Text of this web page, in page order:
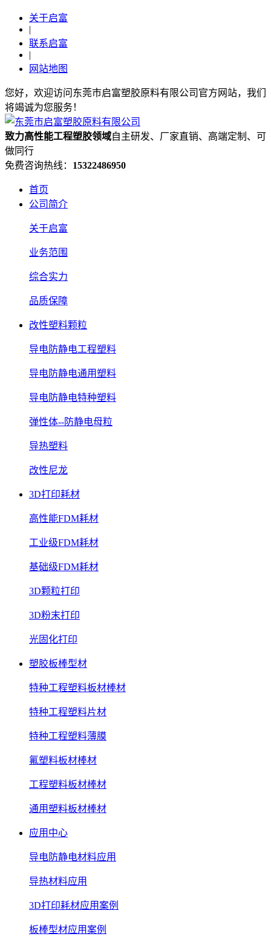
关于启富
|
联系启富
|
网站地图
您好，欢迎访问东莞市启富塑胶原料有限公司官方网站，我们
将竭诚为您服务！
致力高性能工程塑胶领域自主研发、厂家直销、高端定制、可
做同行
免费咨询热线： 15322486950
首页
公司简介
关于启富
业务范围
综合实力
品质保障
改性塑料颗粒
导电防静电工程塑料
导电防静电通用塑料
导电防静电特种塑料
弹性体--防静电母粒
导热塑料
改性尼龙
3D打印耗材
高性能FDM耗材
工业级FDM耗材
基础级FDM耗材
3D颗粒打印
3D粉末打印
光固化打印
塑胶板棒型材
特种工程塑料板材棒材
特种工程塑料片材
特种工程塑料薄膜
氟塑料板材棒材
工程塑料板材棒材
通用塑料板材棒材
应用中心
导电防静电材料应用
导热材料应用
3D打印耗材应用案例
板棒型材应用案例